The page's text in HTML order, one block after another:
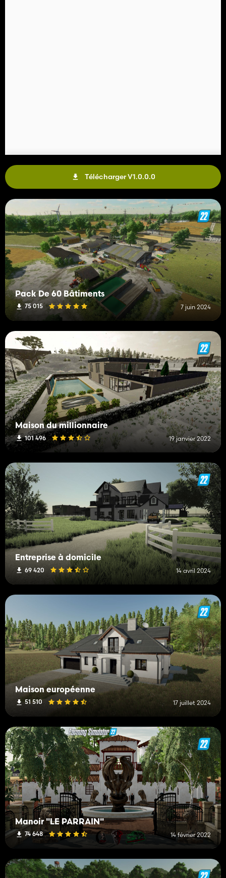
Télécharger V1.0.0.0
Pack De 60 Bâtiments
75 015 7 juin 2024
Maison du millionnaire
101 496 19 janvier 2022
Entreprise à domicile
69 420 14 avril 2024
Maison européenne
51 510 17 juillet 2024
Manoir "LE PARRAIN"
74 648 14 février 2022